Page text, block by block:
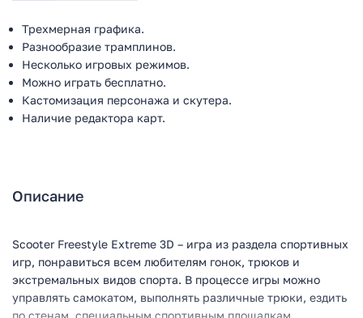
Трехмерная графика.
Разнообразие трамплинов.
Несколько игровых режимов.
Можно играть бесплатно.
Кастомизация персонажа и скутера.
Наличие редактора карт.
Описание
Scooter Freestyle Extreme 3D – игра из раздела спортивных
игр, понравиться всем любителям гонок, трюков и
экстремальных видов спорта. В процессе игры можно
управлять самокатом, выполнять различные трюки, ездить
по стенам, специальным спортивным площадкам,